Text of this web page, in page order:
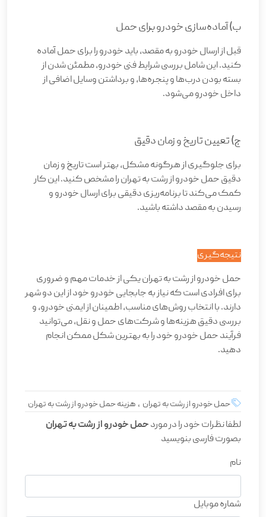
ب) آماده‌سازی خودرو برای حمل
قبل از ارسال خودرو به مقصد، باید خودرو را برای حمل آماده
کنید. این شامل بررسی شرایط فنی خودرو، مطمئن شدن از
بسته بودن درب‌ها و پنجره‌ها، و برداشتن وسایل اضافی از
داخل خودرو می‌شود.
ج) تعیین تاریخ و زمان دقیق
برای جلوگیری از هرگونه مشکل، بهتر است تاریخ و زمان
دقیق حمل خودرو از رشت به تهران را مشخص کنید. این کار
کمک می‌کند تا برنامه‌ریزی دقیقی برای ارسال خودرو و
رسیدن به مقصد داشته باشید.
نتیجه‌گیری
حمل خودرو از رشت به تهران یکی از خدمات مهم و ضروری
برای افرادی است که نیاز به جابجایی خودرو خود از این دو شهر
دارند. با انتخاب روش‌های مناسب، اطمینان از ایمنی خودرو، و
بررسی دقیق هزینه‌ها و شرکت‌های حمل و نقل، می‌توانید
فرآیند حمل خودرو خود را به بهترین شکل ممکن انجام
دهید.
حمل خودرو از رشت به تهران , هزینه حمل خودرو از رشت به تهران
لطفا نظرات خود را در موردحمل خودرو از رشت به تهران
بصورت فارسی بنویسید
نام
شماره موبایل